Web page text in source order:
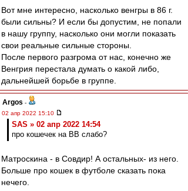
Вот мне интересно, насколько венгры в 86 г.
были сильны? И если бы допустим, не попали
в нашу группу, насколько они могли показать
свои реальные сильные стороны.
После первого разгрома от нас, конечно же
Венгрия перестала думать о какой либо,
дальнейшей борьбе в группе.
Argos -
02 апр 2022 15:10
SAS » 02 апр 2022 14:54
про кошечек на ВВ слабо?
Матроскина - в Совдир! А остальных- из него.
Больше про кошек в футболе сказать пока
нечего.